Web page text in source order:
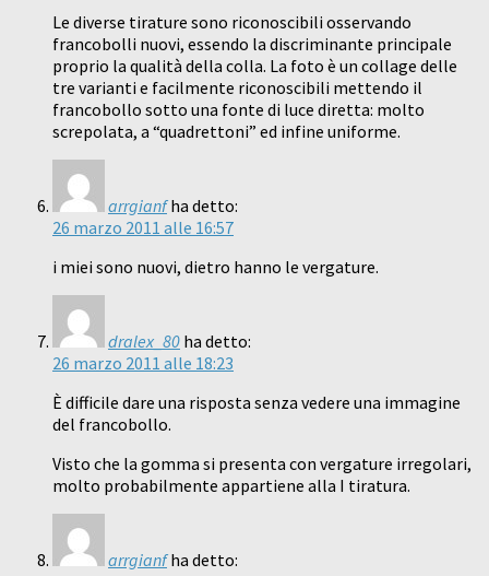
Le diverse tirature sono riconoscibili osservando
francobolli nuovi, essendo la discriminante principale
proprio la qualità della colla. La foto è un collage delle
tre varianti e facilmente riconoscibili mettendo il
francobollo sotto una fonte di luce diretta: molto
screpolata, a “quadrettoni” ed infine uniforme.
arrgianf ha detto:
26 marzo 2011 alle 16:57
i miei sono nuovi, dietro hanno le vergature.
dralex_80 ha detto:
26 marzo 2011 alle 18:23
È difficile dare una risposta senza vedere una immagine
del francobollo.
Visto che la gomma si presenta con vergature irregolari,
molto probabilmente appartiene alla I tiratura.
arrgianf ha detto: